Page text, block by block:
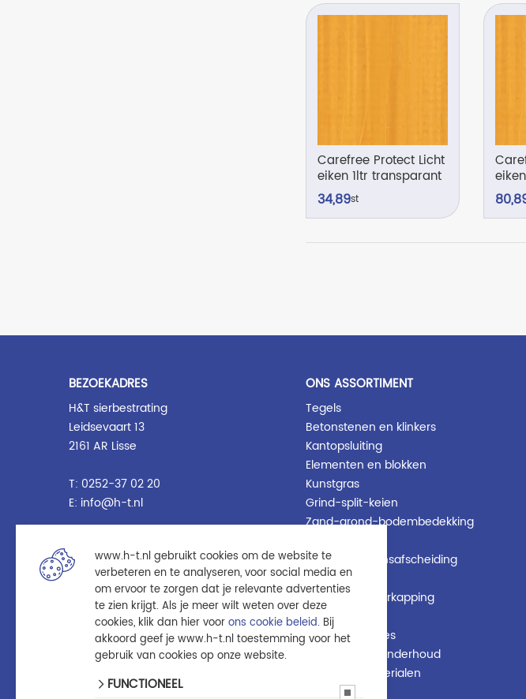
Carefree Protect Licht
eiken 1ltr transparant
34,89st 80,
BEZOEKADRES
H&T sierbestrating
Leidsevaart 13
2161 AR Lisse
T: 0252-37 02 20
E: info@h-t.nl
Maandag t/m Vrijdag
07:00tot18:00
Zaterdag
08:00tot12:00
ONS ASSORTIMENT
Tegels
Betonstenen en klinkers
Kantopsluiting
Elementen en blokken
Kunstgras
Grind-split-keien
Zand-grond-bodembedekking
Schutting-grensafscheiding
Tuinhout
Blokhut en overkapping
Tuinverlichting
Tuin accessoires
Afwerking en onderhoud
Gebruikte materialen
www.h-t.nl gebruikt cookies om de website te
verbeteren en te analyseren, voor social media en
om ervoor te zorgen dat je relevante advertenties
te zien krijgt. Als je meer wilt weten over deze
cookies, klik dan hier voorons cookie beleid. Bij
akkoord geef je www.h-t.nl toestemming voor het
gebruik van cookies op onze website.
FUNCTIONEEL